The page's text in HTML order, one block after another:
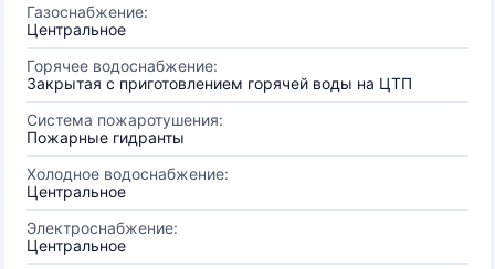
Газоснабжение:
Центральное
Горячее водоснабжение:
Закрытая с приготовлением горячей воды на ЦТП
Система пожаротушения:
Пожарные гидранты
Холодное водоснабжение:
Центральное
Электроснабжение:
Центральное